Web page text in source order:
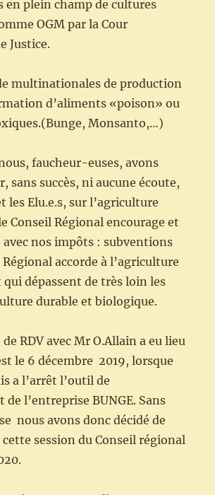
en plein champ de cultures
OGM par la Cour
Justice.
multinationales de production
d’aliments «poison» ou
Monsanto,…)
faucheur-euses, avons
sans succès, ni aucune écoute,
les Elu.e.s, sur l’agriculture
Conseil Régional encourage et
nos impôts : subventions
accorde à l’agriculture
dépassent de très loin les
durable et biologique.
RDV avec Mr O.Allain a eu lieu
le 6 décembre 2019, lorsque
a l’arrêt l’outil de
de l’entreprise BUNGE. Sans
nous avons donc décidé de
session du Conseil régional